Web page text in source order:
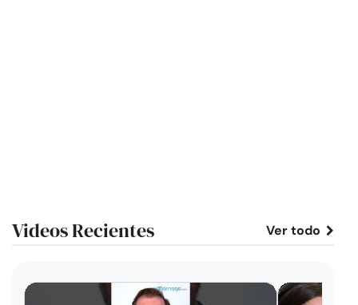
Videos Recientes Ver todo